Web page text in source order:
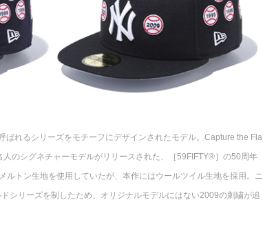
れるシリーズをモチーフにデザインされたモデル。Capture the Fla
のシグネチャーモデルがリリースされた、［59FIFTY®］の50周年
ルトン生地を使用していたが、本作にはウールツイル生地を採用。ニ
シリーズを制したため、オリジナルモデルにはない2009の刺繍が追